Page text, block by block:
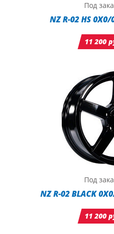
Под
NZ R-02 HS
11 200
Под
NZ R-02 BLACK
11 200